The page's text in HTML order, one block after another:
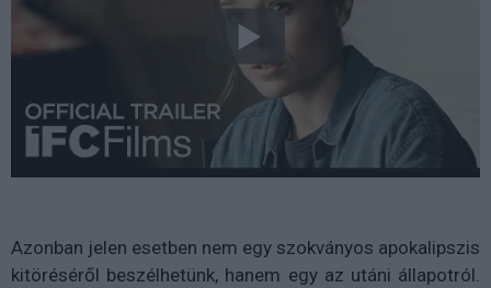
Azonban jelen esetben nem egy szokványos apokalipszis
kitöréséről beszélhetünk, hanem egy az utáni állapotról.